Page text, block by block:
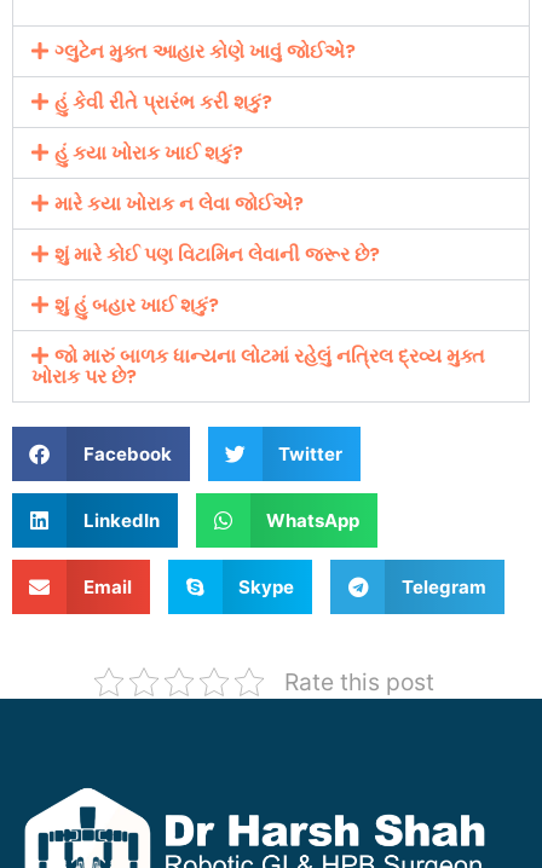
ગ્લુટેન મુક્ત આહાર કોણે ખાવું જોઈએ?
હું કેવી રીતે પ્રારંભ કરી શકું?
હું કયા ખોરાક ખાઈ શકું?
મારે કયા ખોરાક ન લેવા જોઈએ?
શું મારે કોઈ પણ વિટામિન લેવાની જરૂર છે?
શું હું બહાર ખાઈ શકું?
જો મારું બાળક ધાન્યના લોટમાં રહેલું નત્રિલ દ્રવ્ય મુક્ત
ખોરાક પર છે?
Facebook Twitter
LinkedIn WhatsApp
Email Skype Telegram
Rate this post